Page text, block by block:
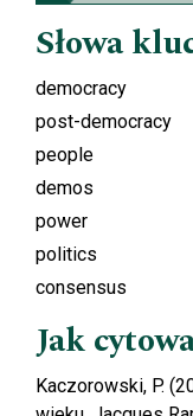
Słowa
democracy
post-democracy
people
demos
power
politics
consensus
Jak
Kaczorowski, P.